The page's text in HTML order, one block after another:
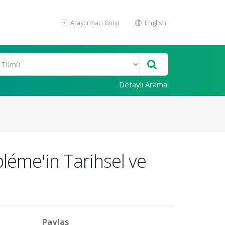
Araştırmacı Girişi English
Detaylı Arama
Tarihsel ve
Paylaş